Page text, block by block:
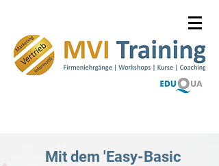
Mit dem 'Easy-Basic